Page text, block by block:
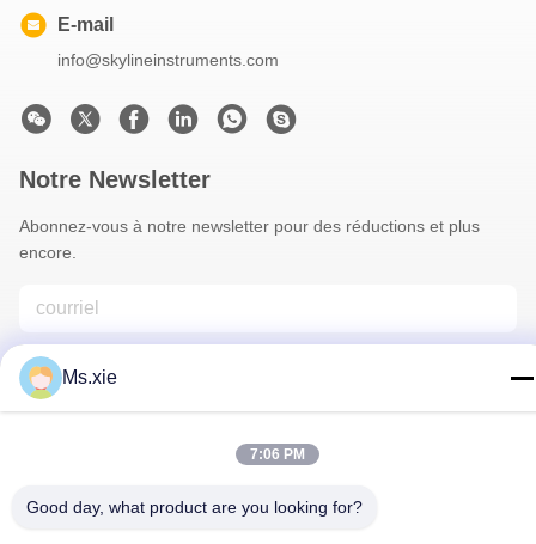
E-mail
info@skylineinstruments.com
Notre Newsletter
Abonnez-vous à notre newsletter pour des réductions et plus
encore.
Nous Contacter
Ms.xie
7:06 PM
Good day, what product are you looking for?